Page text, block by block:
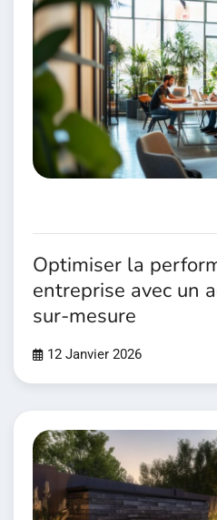
Optimiser la
entreprise avec un
sur-mesure
12 Janvier 2026